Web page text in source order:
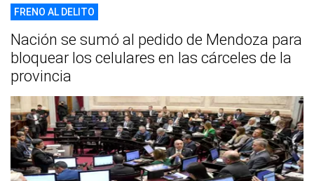
FRENO AL DELITO
Nación se sumó al pedido de Mendoza para
bloquear los celulares en las cárceles de la
provincia